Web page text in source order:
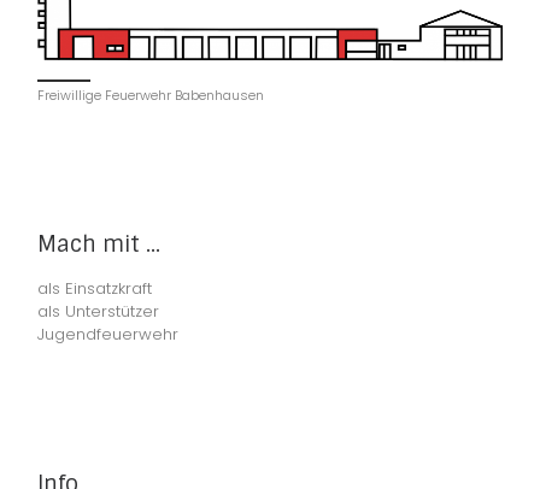
Freiwillige Feuerwehr Babenhausen
Mach mit ...
als Einsatzkraft
als Unterstützer
Jugendfeuerwehr